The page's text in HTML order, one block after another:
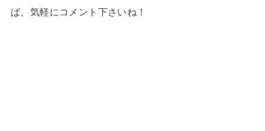
ば、気軽にコメント下さいね！